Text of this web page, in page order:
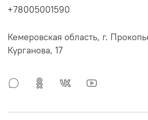
+78005001590
Кемеровская область, г.
Курганова, 17